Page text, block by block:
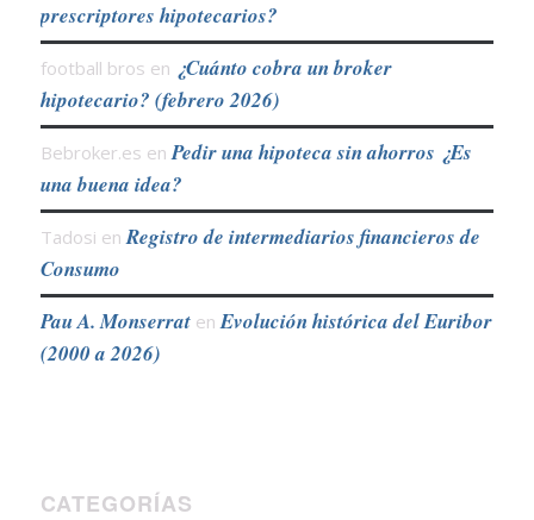
prescriptores hipotecarios?
football bros en ¿Cuánto cobra un broker
hipotecario? (febrero 2026)
Bebroker.es enPedir una hipoteca sin ahorros ¿Es
una buena idea?
Tadosi enRegistro de intermediarios financieros de
Consumo
Pau A. MonserratenEvolución histórica del Euribor
(2000 a 2026)
CATEGORÍAS